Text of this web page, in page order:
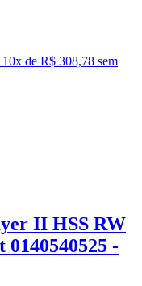
10x de R$ 308,78 sem
II HSS RW
-